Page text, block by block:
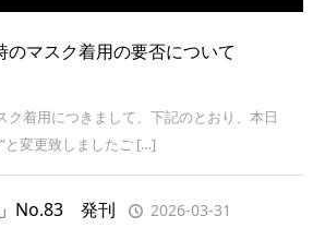
のマスク着用の要否について
ク着用につきまして、下記のとおり、本日
と変更致しましたご […]
No.83 発刊 2026-03-31